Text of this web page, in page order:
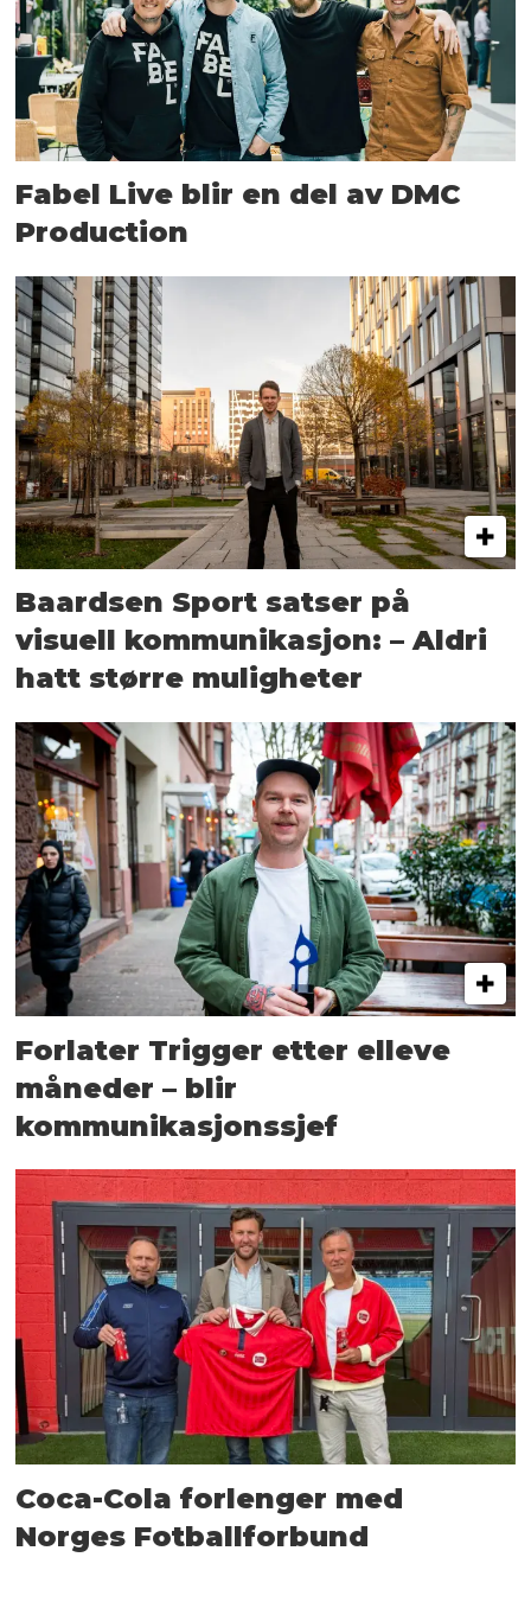
Fabel Live blir en del av DMC
Production
Baardsen Sport satser på
visuell kommunikasjon: – Aldri
hatt større muligheter
Forlater Trigger etter elleve
måneder – blir
kommunikasjonssjef
Coca-Cola forlenger med
Norges Fotballforbund